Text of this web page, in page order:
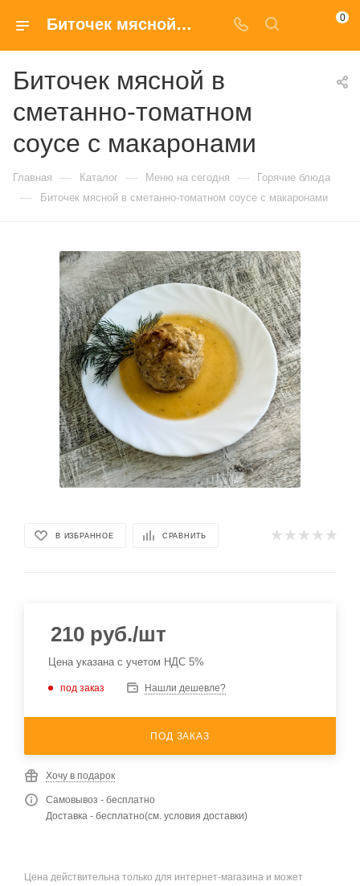
Биточек мясной в сметанно-томатном соусе с макаронами купить в Москве по доступным ценам 0
Биточек мясной в
сметанно-томатном
соусе с макаронами
Главная — Каталог — Меню на сегодня — Горячие блюда
— Биточек мясной в сметанно-томатном соусе с макаронами
В ИЗБРАННОЕ СРАВНИТЬ
210 руб./шт
Цена указана с учетом НДС 5%
под заказ Нашли дешевле?
ПОД ЗАКАЗ
Хочу в подарок
Самовывоз - бесплатно
Доставка - бесплатно(см. условия доставки)
Цена действительна только для интернет-магазина и может